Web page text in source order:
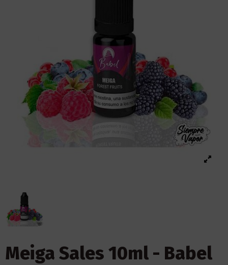
Meiga Sales 10ml - Babel